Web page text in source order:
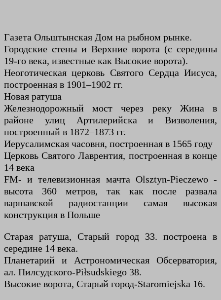
Газета Ольштынская Дом на рыбном рынке.
Городские стены и Верхние ворота (с середины
19-го века, известные как Высокие ворота).
Неоготическая церковь Святого Сердца Иисуса,
построенная в 1901–1902 гг.
Новая ратуша
Железнодорожный мост через реку Жина в
районе улиц Артилерийска и Визволения,
построенный в 1872–1873 гг.
Иерусалимская часовня, построенная в 1565 году
Церковь Святого Лаврентия, построенная в конце
14 века
FM- и телевизионная мачта Olsztyn-Pieczewo -
высота 360 метров, так как после развала
варшавской радиостанции самая высокая
конструкция в Польше
Старая ратуша, Старый город 33. построена в
середине 14 века.
Планетарий и Астрономическая Обсерватория,
ал. Пилсудского-Piłsudskiego 38.
Высокие ворота, Старый город-Staromiejska 16.